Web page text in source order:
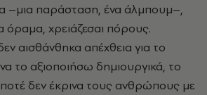
–μια παράσταση, ένα άλμπουμ–,
όραμα, χρειάζεσαι πόρους.
αισθάνθηκα απέχθεια για το
το αξιοποιήσω δημιουργικά, το
δεν έκρινα τους ανθρώπους με